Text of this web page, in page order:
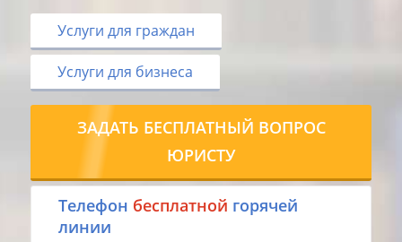
Услуги для граждан
Услуги для бизнеса
ЗАДАТЬ БЕСПЛАТНЫЙ ВОПРОС
ЮРИСТУ
Tелефон бесплатной горячей
линии